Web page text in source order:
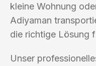
kleine Wohnung
Adiyaman
die richtige Lösung
Unser